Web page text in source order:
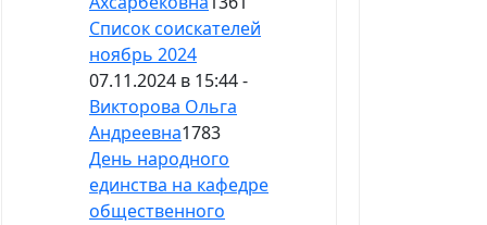
Список соискателей
ноябрь 2024
07.11.2024 в 15:44 -
Викторова Ольга
Андреевна1783
День народного
единства на кафедре
общественного